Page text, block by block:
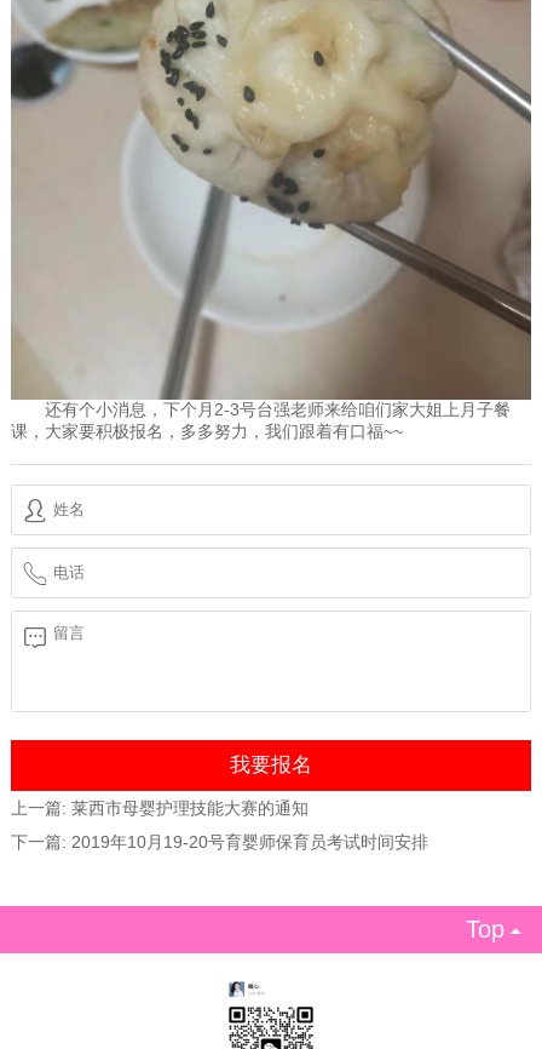
还有个小消息，下个月2-3号台强老师来给咱们家大姐上月子餐
课，大家要积极报名，多多努力，我们跟着有口福~~
上一篇: 莱西市母婴护理技能大赛的通知
下一篇: 2019年10月19-20号育婴师保育员考试时间安排
Top